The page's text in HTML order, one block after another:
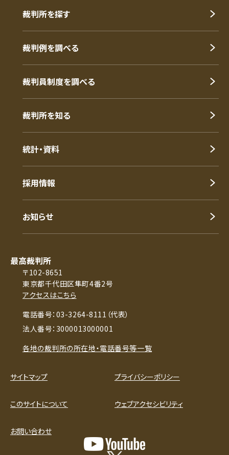
裁判所を探す
裁判例を調べる
裁判員制度を調べる
裁判所を知る
統計・資料
採用情報
お知らせ
最高裁判所
〒102-8651
東京都千代田区隼町4番2号
アクセスはこちら
電話番号：03-3264-8111（代表）
法人番号：3000013000001
各地の裁判所の所在地・電話番号等一覧
サイトマップ プライバシーポリシー
このサイトについて ウェブアクセシビリティ
お問い合わせ